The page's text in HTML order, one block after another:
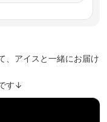
、アイスと一緒にお届け
す↓